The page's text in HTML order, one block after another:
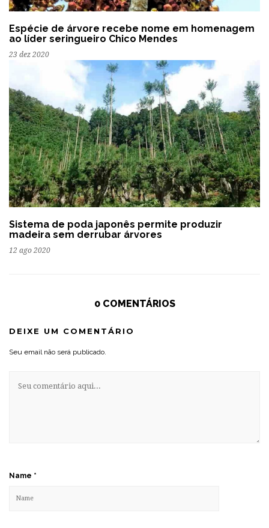
Espécie de árvore recebe nome em homenagem
ao líder seringueiro Chico Mendes
23 dez 2020
Sistema de poda japonês permite produzir
madeira sem derrubar árvores
12 ago 2020
0 COMENTÁRIOS
DEIXE UM COMENTÁRIO
Seu email não será publicado.
Name *